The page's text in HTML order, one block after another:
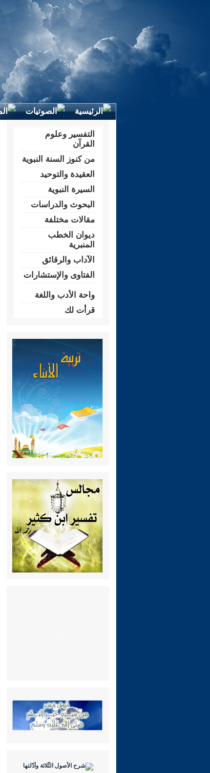
التفسير وعلوم
القرآن
من كنوز السنة النبوية
العقيدة والتوحيد
السيرة النبوية
البحوث والدراسات
مقالات مختلفة
ديوان الخطب
المنبرية
الآداب والرقائق
الفتاوى والإستشارات
واحة الأدب واللغة
قرأت لك